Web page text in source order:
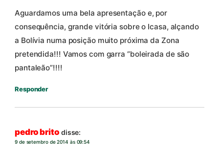
Aguardamos uma bela apresentação e, por
consequência, grande vitória sobre o Icasa, alçando
a Bolívia numa posição muito próxima da Zona
pretendida!!! Vamos com garra “boleirada de são
pantaleão”!!!!
Responder
pedro brito disse:
9 de setembro de 2014 às 09:54